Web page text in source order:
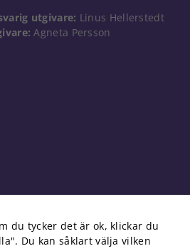
utgivare: Linus Hellerstedt
Agneta Persson
du tycker det är ok, klickar du
Du kan såklart välja vilken